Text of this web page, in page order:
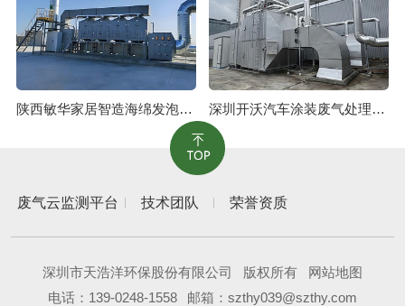
陕西敏华家居智造海绵发泡废气治理工程 深圳开沃汽车涂装废气处理工程
废气云监测平台 技术团队 荣誉资质
深圳市天浩洋环保股份有限公司 版权所有
网站地图
电话： 139-0248-1558 邮箱：szthy039@szthy.com